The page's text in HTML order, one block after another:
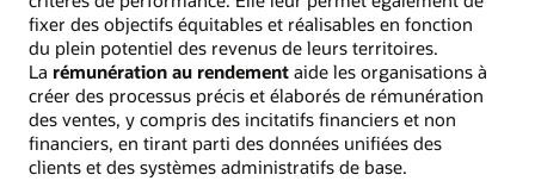
fixer des objectifs équitables et réalisables en fonction
du plein potentiel des revenus de leurs territoires.
La rémunération au rendement aide les organisations à
créer des processus précis et élaborés de rémunération
des ventes, y compris des incitatifs financiers et non
financiers, en tirant parti des données unifiées des
clients et des systèmes administratifs de base.